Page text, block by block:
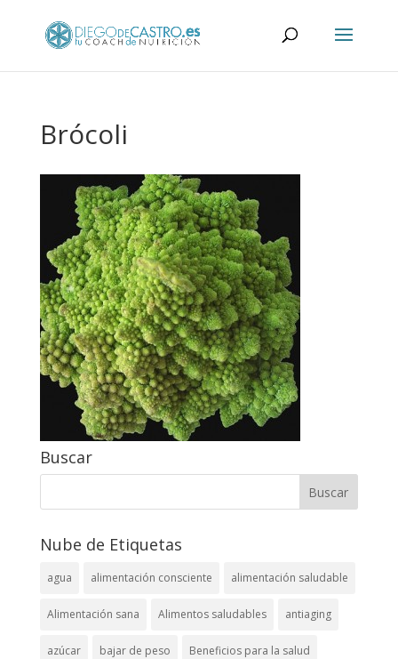
Brócoli
Buscar
Nube de Etiquetas
agua alimentación consciente alimentación saludable
Alimentación sana Alimentos saludables antiaging
azúcar bajar de peso Beneficios para la salud